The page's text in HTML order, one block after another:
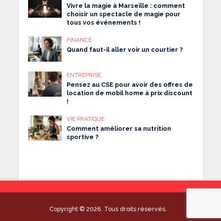
Vivre la magie à Marseille : comment
choisir un spectacle de magie pour
tous vos événements !
FINANCE
Quand faut-il aller voir un courtier ?
ENTREPRISE
Pensez au CSE pour avoir des offres de
location de mobil home à prix discount
!
VIE PRATIQUE
Comment améliorer sa nutrition
sportive ?
Copyright © 2026. Tous droits réservés.